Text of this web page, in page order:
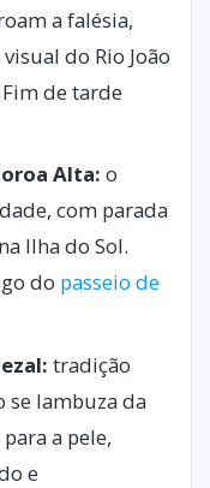
a falésia,
do Rio João
de tarde
Alta: o
com parada
Ilha do Sol.
do passeio de
tradição
lambuza da
a pele,
e